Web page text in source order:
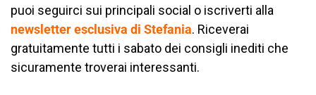
puoi seguirci sui principali social o iscriverti alla
newsletter esclusiva di Stefania. Riceverai
gratuitamente tutti i sabato dei consigli inediti che
sicuramente troverai interessanti.